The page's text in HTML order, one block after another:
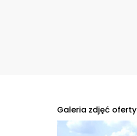
Galeria zdjęć oferty